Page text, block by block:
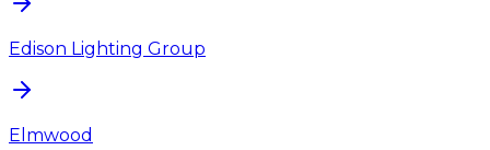
Edison Lighting Group
Elmwood